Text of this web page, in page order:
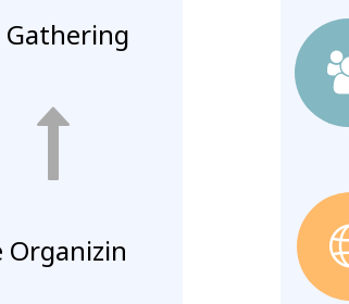
Gathering
Organizin